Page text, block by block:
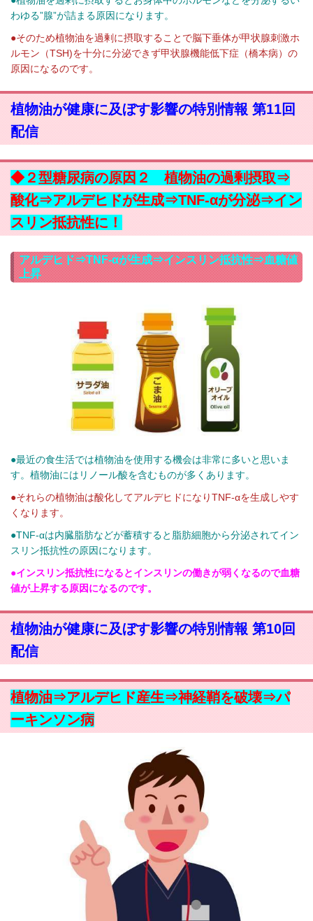
わゆる”腺”が詰まる原因になります。
●そのため植物油を過剰に摂取することで脳下垂体が甲状腺刺激ホ
ルモン（TSH)を十分に分泌できず甲状腺機能低下症（橋本病）の
原因になるのです。
植物油が健康に及ぼす影響の特別情報 第11回
配信
◆２型糖尿病の原因２ 植物油の過剰摂取⇒
酸化⇒アルデヒドが生成⇒TNF-αが分泌⇒イン
スリン抵抗性に！
アルデヒド⇒TNF-αが生成⇒インスリン抵抗性⇒血糖値
上昇
●最近の食生活では植物油を使用する機会は非常に多いと思いま
す。植物油にはリノール酸を含むものが多くあります。
●それらの植物油は酸化してアルデヒドになりTNF-αを生成しやす
くなります。
●TNF-αは内臓脂肪などが蓄積すると脂肪細胞から分泌されてイン
スリン抵抗性の原因になります。
●インスリン抵抗性になるとインスリンの働きが弱くなるので血糖
値が上昇する原因になるのです。
植物油が健康に及ぼす影響の特別情報 第10回
配信
植物油⇒アルデヒド産生⇒神経鞘を破壊⇒パ
ーキンソン病